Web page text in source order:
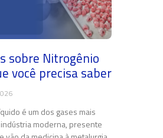
sobre Nitrogênio
você precisa saber
é um dos gases mais
moderna, presente